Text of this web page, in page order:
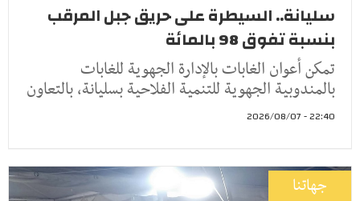
سليانة.. السيطرة على حريق جبل المرقب
بنسبة تفوق 98 بالمائة
تمكن أعوان الغابات بالإدارة الجهوية للغابات
بالمندوبية الجهوية للتنمية الفلاحية بسليانة، بالتعاون
22:40 - 2026/08/07
جهاتنا